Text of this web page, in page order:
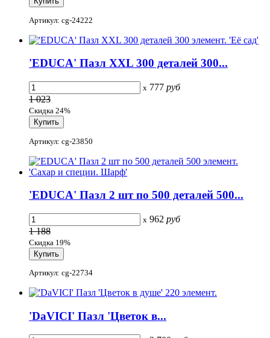
Артикул: cg-24222
'EDUCA' Пазл XXL 300 деталей 300...
x 777 руб
1 023
Скидка 24%
Артикул: cg-23850
'EDUCA' Пазл 2 шт по 500 деталей 500...
x 962 руб
1 188
Скидка 19%
Артикул: cg-22734
'DaVICI' Пазл 'Цветок в...